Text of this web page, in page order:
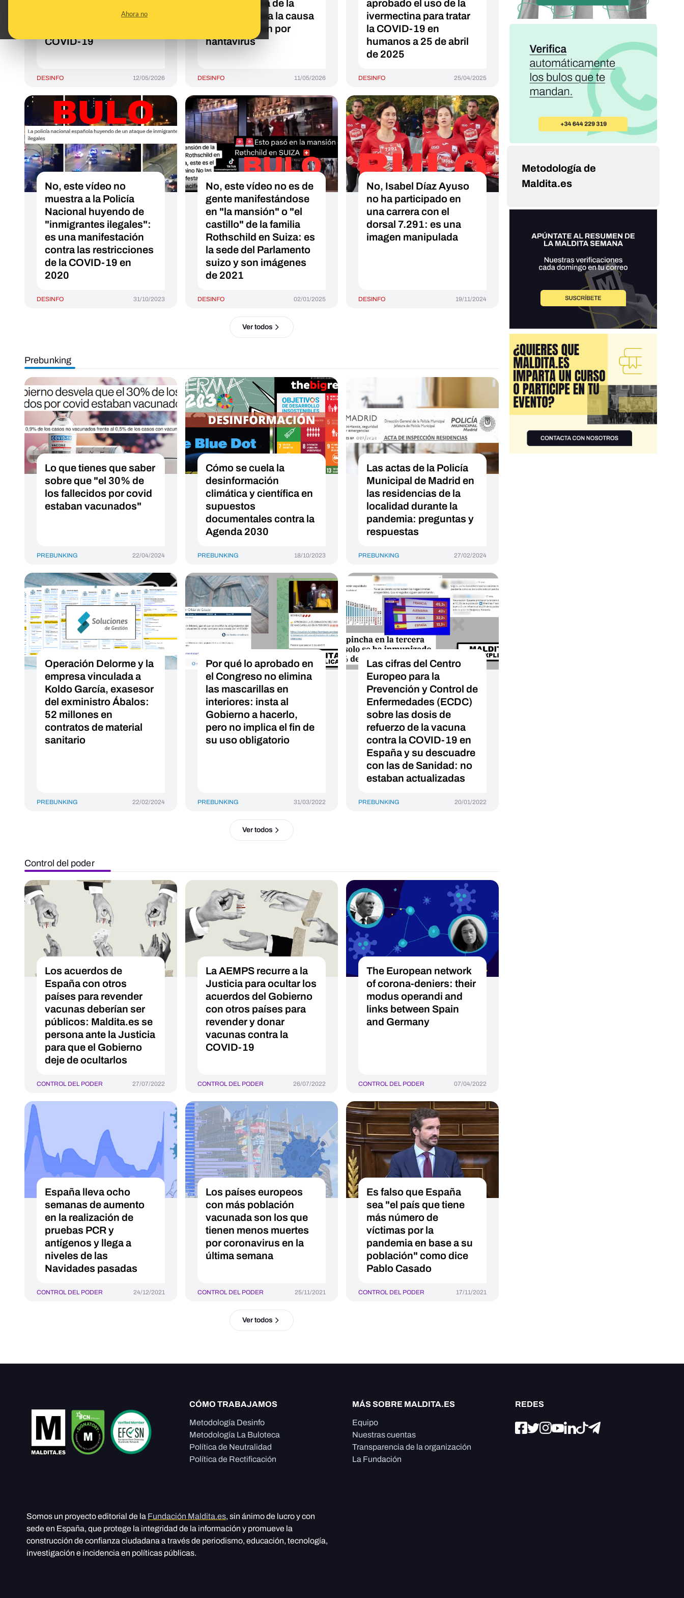
Ahora no
Andes se contagia igual
COVID-19
DESINFO 12/05/2026
que la vacuna de la
COVID-19 sea la causa
de la infección por
hantavirus
DESINFO 11/05/2026
aprobado el uso de la
ivermectina para tratar
la COVID-19 en
humanos a 25 de abril
de 2025
DESINFO 25/04/2025
No, este vídeo no
muestra a la Policía
Nacional huyendo de
"inmigrantes ilegales":
es una manifestación
contra las restricciones
de la COVID-19 en
2020
DESINFO 31/10/2023
No, este vídeo no es de
gente manifestándose
en "la mansión" o "el
castillo" de la familia
Rothschild en Suiza: es
la sede del Parlamento
suizo y son imágenes
de 2021
DESINFO 02/01/2025
No, Isabel Díaz Ayuso
no ha participado en
una carrera con el
dorsal 7.291: es una
imagen manipulada
DESINFO 19/11/2024
Ver todos
Prebunking
Lo que tienes que saber
sobre que "el 30% de
los fallecidos por covid
estaban vacunados"
PREBUNKING 22/04/2024
Cómo se cuela la
desinformación
climática y científica en
supuestos
documentales contra la
Agenda 2030
PREBUNKING 18/10/2023
Las actas de la Policía
Municipal de Madrid en
las residencias de la
localidad durante la
pandemia: preguntas y
respuestas
PREBUNKING 27/02/2024
Operación Delorme y la
empresa vinculada a
Koldo García, exasesor
del exministro Ábalos:
52 millones en
contratos de material
sanitario
PREBUNKING 22/02/2024
Por qué lo aprobado en
el Congreso no elimina
las mascarillas en
interiores: insta al
Gobierno a hacerlo,
pero no implica el fin de
su uso obligatorio
PREBUNKING 31/03/2022
Las cifras del Centro
Europeo para la
Prevención y Control de
Enfermedades (ECDC)
sobre las dosis de
refuerzo de la vacuna
contra la COVID-19 en
España y su descuadre
con las de Sanidad: no
estaban actualizadas
PREBUNKING 20/01/2022
Ver todos
Control del poder
Los acuerdos de
España con otros
países para revender
vacunas deberían ser
públicos: Maldita.es se
persona ante la Justicia
para que el Gobierno
deje de ocultarlos
CONTROL DEL PODER 27/07/2022
La AEMPS recurre a la
Justicia para ocultar los
acuerdos del Gobierno
con otros países para
revender y donar
vacunas contra la
COVID-19
CONTROL DEL PODER 26/07/2022
The European network
of corona-deniers: their
modus operandi and
links between Spain
and Germany
CONTROL DEL PODER 07/04/2022
España lleva ocho
semanas de aumento
en la realización de
pruebas PCR y
antígenos y llega a
niveles de las
Navidades pasadas
CONTROL DEL PODER 24/12/2021
Los países europeos
con más población
vacunada son los que
tienen menos muertes
por coronavirus en la
última semana
CONTROL DEL PODER 25/11/2021
Es falso que España
sea "el país que tiene
más número de
víctimas por la
pandemia en base a su
población" como dice
Pablo Casado
CONTROL DEL PODER 17/11/2021
Ver todos
Metodología de
Maldita.es
CÓMO TRABAJAMOS
Metodología Desinfo
Metodología La Buloteca
Política de Neutralidad
Política de Rectificación
MÁS SOBRE MALDITA.ES
Equipo
Nuestras cuentas
Transparencia de la organización
La Fundación
REDES
Somos un proyecto editorial de la Fundación Maldita.es, sin ánimo de lucro y con
sede en España, que protege la integridad de la información y promueve la
construcción de confianza ciudadana a través de periodismo, educación, tecnología,
investigación e incidencia en políticas públicas.